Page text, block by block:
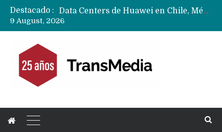
Destacado :
Data Centers de Huawei en Chile, México, Brasil,Perú y Argentina podrían verse afectados por arremetida de EE.UU
9 August, 2026